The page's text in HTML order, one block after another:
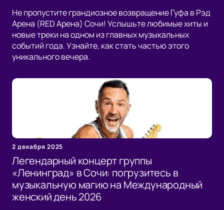
Не пропустите грандиозное возвращение Гуфа в Рэд
Арена (RED Арена) Сочи! Услышьте любимые хиты и
новые треки на одном из главных музыкальных
событий года. Узнайте, как стать частью этого
уникального вечера.
2 декабря 2025
Легендарный концерт группы
«Ленинград» в Сочи: погрузитесь в
музыкальную магию на Международный
женский день 2026